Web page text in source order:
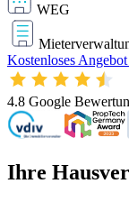
WEG
Kostenloses
4.8 Google
Ihre